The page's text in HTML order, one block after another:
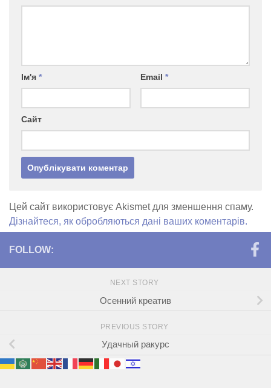
Ім'я * Email *
Сайт
Цей сайт використовує Akismet для зменшення спаму.
Дізнайтеся, як обробляються дані ваших коментарів.
FOLLOW:
NEXT STORY
Осенний креатив
PREVIOUS STORY
Удачный ракурс